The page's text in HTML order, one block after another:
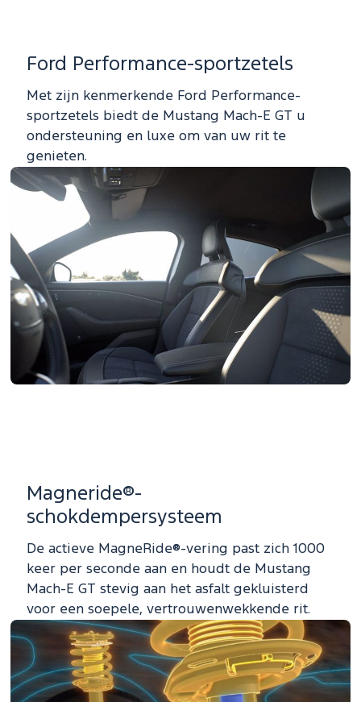
Ford Performance-sportzetels
Met zijn kenmerkende Ford Performance-
sportzetels biedt de Mustang Mach-E GT u
ondersteuning en luxe om van uw rit te
genieten.
Magneride®-
schokdempersysteem
De actieve MagneRide®-vering past zich 1000
keer per seconde aan en houdt de Mustang
Mach-E GT stevig aan het asfalt gekluisterd
voor een soepele, vertrouwenwekkende rit.